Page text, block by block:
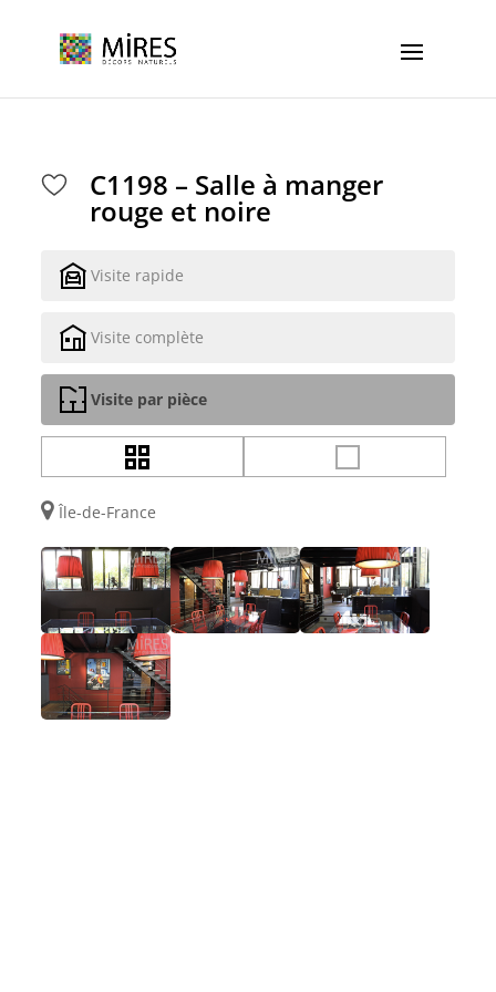
C1198 – Salle à manger
rouge et noire
Visite rapide
Visite complète
Visite par pièce
Île-de-France